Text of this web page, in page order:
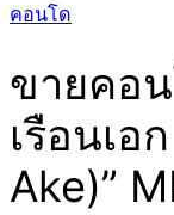
คอนโด
ขายคอ
เรือนเอ
Ake)”